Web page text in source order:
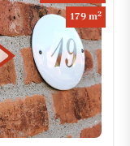
179 m2